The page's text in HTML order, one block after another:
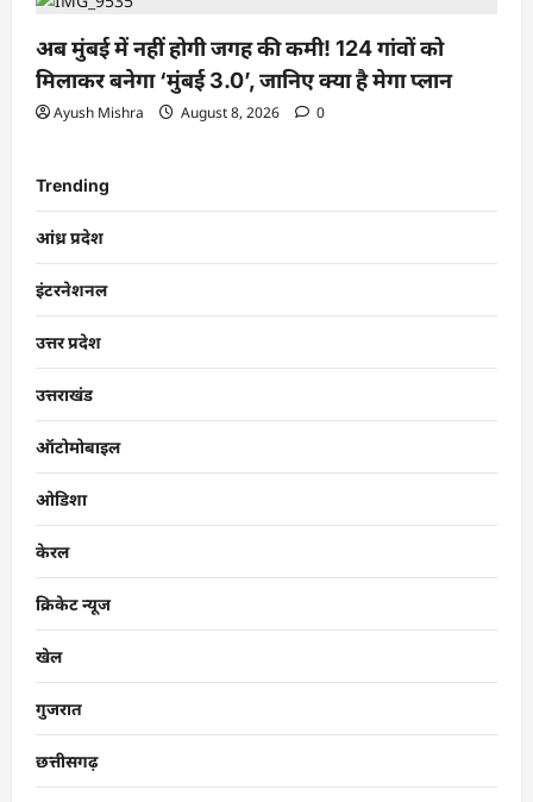
अब मुंबई में नहीं होगी जगह की कमी! 124 गांवों को
मिलाकर बनेगा ‘मुंबई 3.0’, जानिए क्या है मेगा प्लान
Ayush Mishra August 8, 2026 0
Trending
आंध्र प्रदेश
इंटरनेशनल
उत्तर प्रदेश
उत्तराखंड
ऑटोमोबाइल
ओडिशा
केरल
क्रिकेट न्यूज
खेल
गुजरात
छत्तीसगढ़